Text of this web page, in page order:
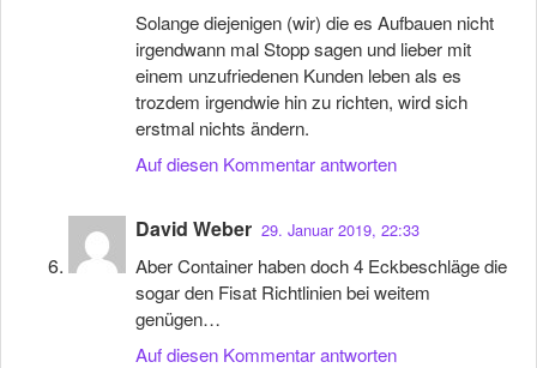
Solange diejenigen (wir) die es Aufbauen nicht
irgendwann mal Stopp sagen und lieber mit
einem unzufriedenen Kunden leben als es
trozdem irgendwie hin zu richten, wird sich
erstmal nichts ändern.
Auf diesen Kommentar antworten
David Weber 29. Januar 2019, 22:33
Aber Container haben doch 4 Eckbeschläge die
sogar den Fisat Richtlinien bei weitem
genügen…
Auf diesen Kommentar antworten